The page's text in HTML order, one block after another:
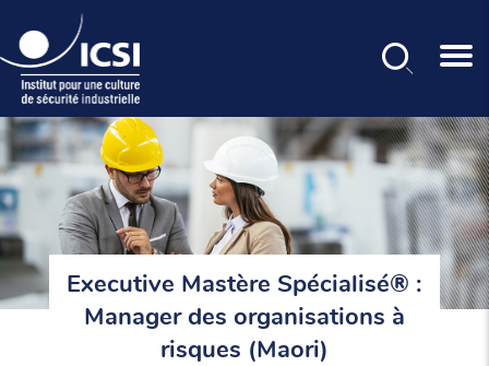
Aller
au
contenu
principal
Executive Mastère Spécialisé® :
Manager des organisations à
risques (Maori)